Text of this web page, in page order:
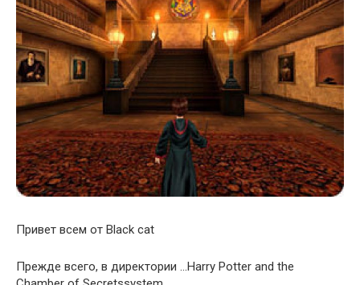
Привет всем от Black cat
Прежде всего, в директории …Harry Potter and the